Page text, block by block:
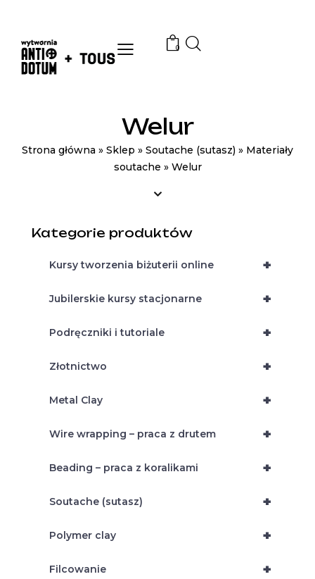
0
Welur
Strona główna » Sklep » Soutache (sutasz) » Materiały
soutache » Welur
Kategorie produktów
+
Kursy tworzenia biżuterii online
+
Jubilerskie kursy stacjonarne
+
Podręczniki i tutoriale
+
Złotnictwo
+
Metal Clay
+
Wire wrapping – praca z drutem
+
Beading – praca z koralikami
+
Soutache (sutasz)
+
Polymer clay
+
Filcowanie